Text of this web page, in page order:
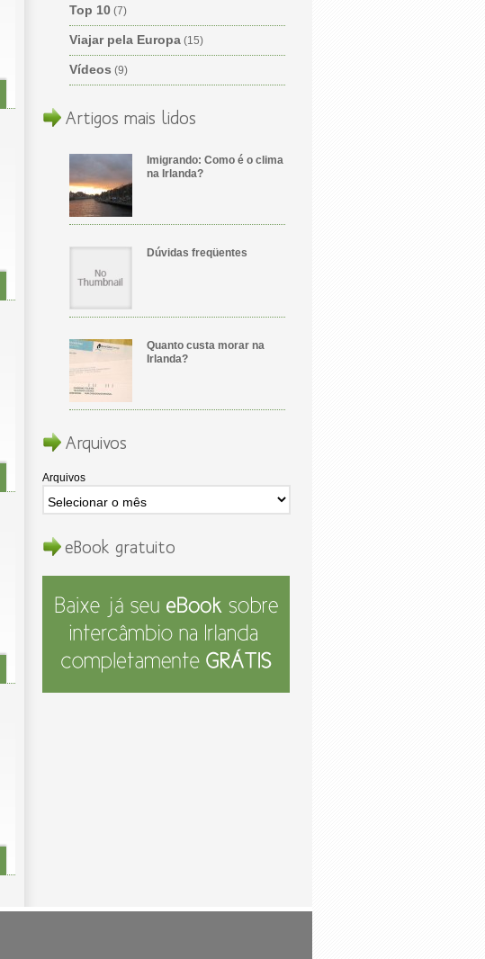
Top 10 (7)
Viajar pela Europa (15)
Vídeos (9)
Artigos mais lidos
Imigrando: Como é o clima
na Irlanda?
Dúvidas freqüentes
Quanto custa morar na
Irlanda?
Arquivos
Arquivos
eBook gratuito